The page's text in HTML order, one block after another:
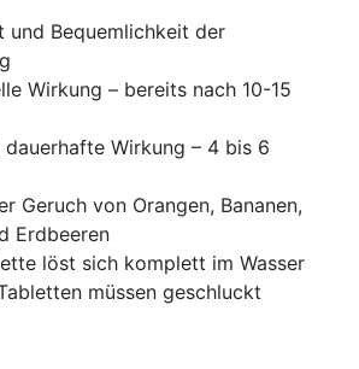
und Bequemlichkeit der
Wirkung – bereits nach 10-15
dauerhafte Wirkung – 4 bis 6
Geruch von Orangen, Bananen,
Erdbeeren
löst sich komplett im Wasser
müssen geschluckt